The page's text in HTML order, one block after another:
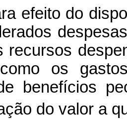
efeito do
recursos
os
benefícios
do valor a